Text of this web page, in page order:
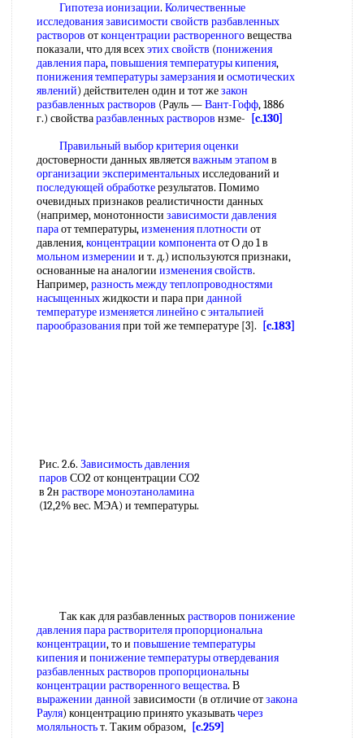
Гипотеза ионизации. Количественные
исследованиязависимости свойств разбавленных
растворов отконцентрации растворенноговещества
показали, что для всехэтих свойств (понижения
давления пара,повышения температуры кипения,
понижения температуры замерзанияи осмотических
явлений) действителен один и тот жезакон
разбавленных растворов (Рауль —Вант-Гофф, 1886
г.) свойстваразбавленных растворов нзме-
[c.130]
Правильный выборкритерия оценки
достоверности данных являетсяважным этапомв
организации экспериментальныхисследований и
последующей обработкерезультатов. Помимо
очевидных признаков реалистичности данных
(например, монотонности зависимости давления
параот температуры,изменения плотности от
давления,концентрации компонентаот О до 1 в
мольном измерении и т. д.) используются признаки,
основанные на аналогии изменения свойств.
Например,разность междутеплопроводностями
насыщенныхжидкости и пара при данной
температуреизменяется линейносэнтальпией
парообразованияпри той же температуре [3]. [c.183]
Рис. 2.6. Зависимость давления
паров СО2 от концентрации СО2
в 2н растворе моноэтаноламина
(12,2% вес. МЭА) и температуры.
Так как для разбавленныхрастворов понижение
давления пара растворителяпропорциональна
концентрации, то и повышение температуры
кипенияи понижение температуры отвердевания
разбавленных растворов пропорциональны
концентрации растворенного вещества. В
выражении данной зависимости (в отличие отзакона
Рауля) концентрацию принято указыватьчерез
моляльностьт. Таким образом, [c.259]